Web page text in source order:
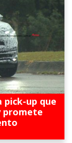
pick-up que
promete